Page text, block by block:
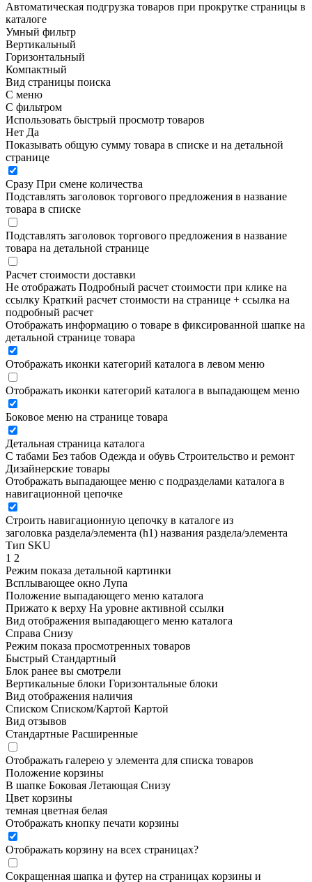
Автоматическая подгрузка товаров при прокрутке страницы в
каталоге
Умный фильтр
Вертикальный
Горизонтальный
Компактный
Вид страницы поиска
С меню
С фильтром
Использовать быстрый просмотр товаров
Нет Да
Показывать общую сумму товара в списке и на детальной
странице
Сразу При смене количества
Подставлять заголовок торгового предложения в название
товара в списке
Подставлять заголовок торгового предложения в название
товара на детальной странице
Расчет стоимости доставки
Не отображать Подробный расчет стоимости при клике на
ссылку Краткий расчет стоимости на странице + ссылка на
подробный расчет
Отображать информацию о товаре в фиксированной шапке на
детальной странице товара
Отображать иконки категорий каталога в левом меню
Отображать иконки категорий каталога в выпадающем меню
Боковое меню на странице товара
Детальная страница каталога
С табами Без табов Одежда и обувь Строительство и ремонт
Дизайнерские товары
Отображать выпадающее меню с подразделами каталога в
навигационной цепочке
Строить навигационную цепочку в каталоге из
заголовка раздела/элемента (h1) названия раздела/элемента
Тип SKU
1 2
Режим показа детальной картинки
Всплывающее окно Лупа
Положение выпадающего меню каталога
Прижато к верху На уровне активной ссылки
Вид отображения выпадающего меню каталога
Справа Снизу
Режим показа просмотренных товаров
Быстрый Стандартный
Блок ранее вы смотрели
Вертикальные блоки Горизонтальные блоки
Вид отображения наличия
Списком Списком/Картой Картой
Вид отзывов
Стандартные Расширенные
Отображать галерею у элемента для списка товаров
Положение корзины
В шапке Боковая Летающая Снизу
Цвет корзины
темная цветная белая
Отображать кнопку печати корзины
Отображать корзину на всех страницах?
Сокращенная шапка и футер на страницах корзины и